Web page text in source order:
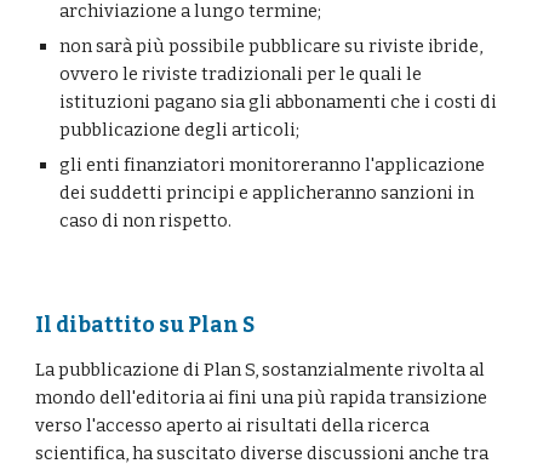
archiviazione a lungo termine;
non sarà più possibile pubblicare su riviste ibride,
ovvero le riviste tradizionali per le quali le
istituzioni pagano sia gli abbonamenti che i costi di
pubblicazione degli articoli;
gli enti finanziatori monitoreranno l'applicazione
dei suddetti principi e applicheranno sanzioni in
caso di non rispetto.
Il dibattito su Plan S
La pubblicazione di Plan S, sostanzialmente rivolta al
mondo dell'editoria ai fini una più rapida transizione
verso l'accesso aperto ai risultati della ricerca
scientifica, ha suscitato diverse discussioni anche tra